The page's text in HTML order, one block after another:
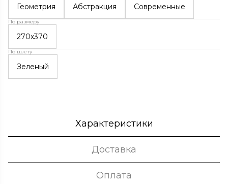
Геометрия Абстракция Современные
По размеру
270x370
По цвету
Зеленый
Характеристики
Доставка
Оплата